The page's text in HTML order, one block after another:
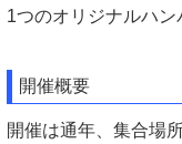
1つのオリジナルハン
開催概要
開催は通年、集合場